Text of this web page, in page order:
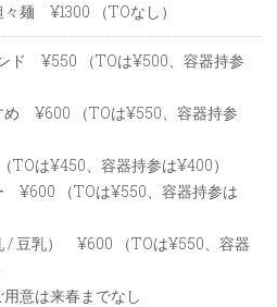
麺 ¥1300 （TOなし）
ド ¥550 （TOは¥500、容器持参
（TOは¥550、容器持参
は¥450、容器持参は¥400）
¥600 （TOは¥550、容器持参は
/ 豆乳） ¥600 （TOは¥550、容器
意は来春までなし